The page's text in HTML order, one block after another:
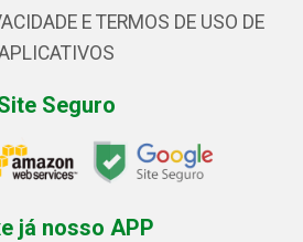
E TERMOS DE USO DE
Seguro
já nosso APP